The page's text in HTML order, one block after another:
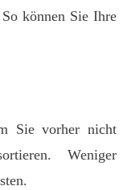
können Sie Ihre
Sie vorher nicht
Weniger